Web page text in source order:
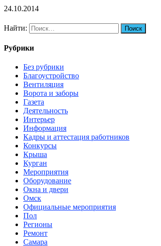
24.10.2014
Найти:
Рубрики
Без рубрики
Благоустройство
Вентиляция
Ворота и заборы
Газета
Деятельность
Интерьер
Информация
Кадры и аттестация работников
Конкурсы
Крыша
Курган
Мероприятия
Оборудование
Окна и двери
Омск
Официальные мероприятия
Пол
Регионы
Ремонт
Самара